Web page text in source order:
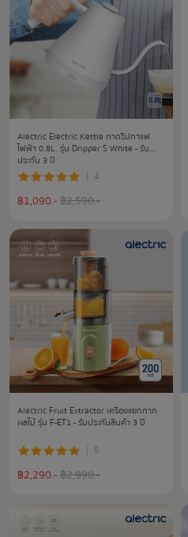
Alectric Electric Kettle กาดริปกาแฟ
ไฟฟ้า 0.8L. รุ่น Dripper S White - รับ
ประกัน 3 ปี
4
฿1,090.-฿2,590.-
Alectric Fruit Extractor เครื่องแยกกาก
ผลไม้ รุ่น F-ET1 - รับประกันสินค้า 3 ปี
5
฿2,290.-฿2,990.-